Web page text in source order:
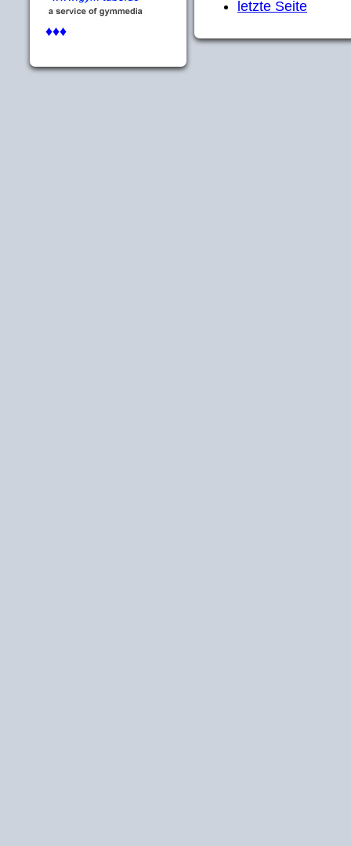
♦♦♦
letzte Seite